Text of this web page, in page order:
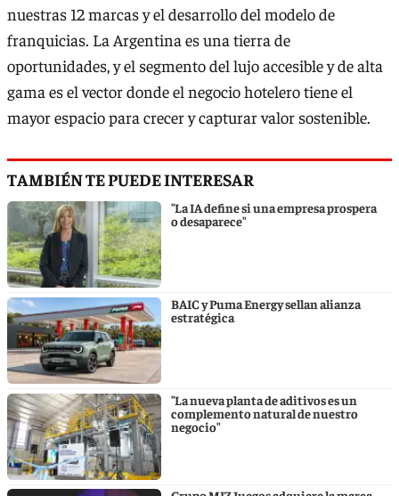
nuestras 12 marcas y el desarrollo del modelo de
franquicias. La Argentina es una tierra de
oportunidades, y el segmento del lujo accesible y de alta
gama es el vector donde el negocio hotelero tiene el
mayor espacio para crecer y capturar valor sostenible.
TAMBIÉN TE PUEDE INTERESAR
"La IA define si una empresa prospera
o desaparece"
BAIC y Puma Energy sellan alianza
estratégica
"La nueva planta de aditivos es un
complemento natural de nuestro
negocio"